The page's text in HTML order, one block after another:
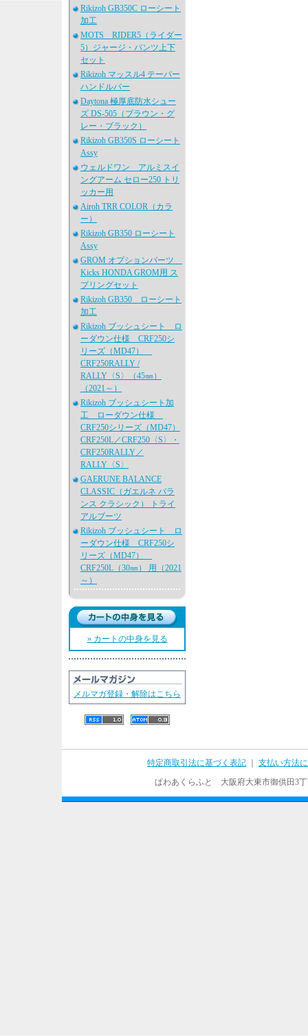
Rikizoh GB350C ローシート
加工
MOTS RIDER5（ライダー
5）ジャージ・パンツ上下
セット
Rikizoh マッスル4 テーパー
ハンドルバー
Daytona 極厚底防水シュー
ズ DS-505（ブラウン・グ
レー・ブラック）
Rikizoh GB350S ローシート
Assy
ウェルドワン アルミスイ
ングアーム セロー250 トリ
ッカー用
Airoh TRR COLOR（カラ
ー）
Rikizoh GB350 ローシート
Assy
GROM オプションパーツ
Kicks HONDA GROM用 ス
プリングセット
Rikizoh GB350 ローシート
加工
Rikizoh ブッシュシート ロ
ーダウン仕様 CRF250シ
リーズ（MD47）
CRF250RALLY /
RALLY〈S〉（45㎜）
（2021～）
Rikizoh ブッシュシート加
工 ローダウン仕様
CRF250シリーズ（MD47）
CRF250L／CRF250〈S〉・
CRF250RALLY／
RALLY〈S〉
GAERUNE BALANCE
CLASSIC（ガエルネ バラ
ンス クラシック） トライ
アルブーツ
Rikizoh ブッシュシート ロ
ーダウン仕様 CRF250シ
リーズ（MD47）
CRF250L（30㎜） 用（2021
～）
» カートの中身を見る
メルマガ登録・解除はこちら
特定商取引法に基づく表記
支払い方法
ぱわあくらふと 大阪府大東市御供田3